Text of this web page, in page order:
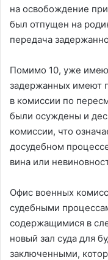
на освобождение
был отпущен на
передача
Помимо 10, уже
задержанных имеют
в комиссии по
были осуждены и
комиссии, что
досудебном
вина или
Офис военных
судебными
содержащимися в
новый зал суда для
заключенными,